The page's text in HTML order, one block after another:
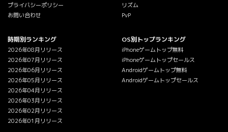
プライバシーポリシー
お問い合わせ
リズム
PvP
時期別ランキング
2026年08月リリース
2026年07月リリース
2026年06月リリース
2026年05月リリース
2026年04月リリース
2026年03月リリース
2026年02月リリース
2026年01月リリース
OS別トップランキング
iPhoneゲームトップ無料
iPhoneゲームトップセールス
Androidゲームトップ無料
Androidゲームトップセールス